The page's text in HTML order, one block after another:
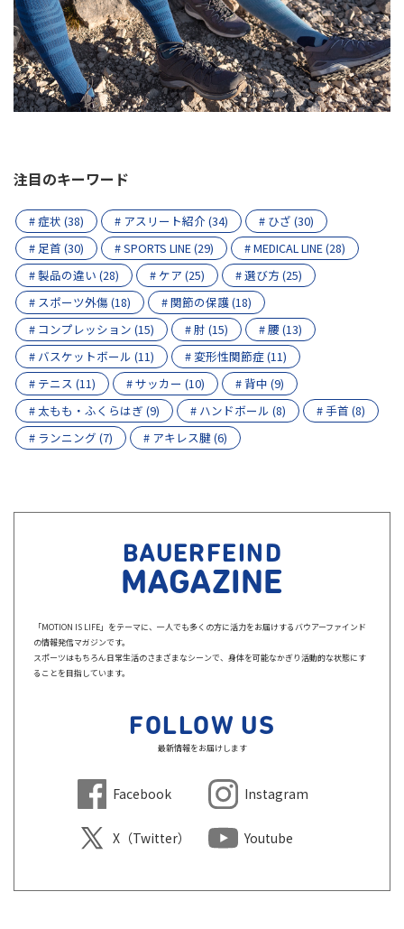
注目のキーワード
# 症状 (38) # アスリート紹介 (34)
# ひざ (30)
# 足首 (30)
# SPORTS LINE (29)
# MEDICAL LINE (28)
# 製品の違い (28)
# ケア (25)
# 選び方 (25)
# スポーツ外傷 (18)
# 関節の保護 (18)
# コンプレッション (15)
# 肘 (15)
# 腰 (13)
# バスケットボール (11)
# 変形性関節症 (11)
# テニス (11)
# サッカー (10)
# 背中 (9)
# 太もも・ふくらはぎ (9)
# ハンドボール (8)
# 手首 (8)
# ランニング (7)
# アキレス腱 (6)
BAUERFEIND
MAGAZINE
「MOTION IS LIFE」をテーマに、一人でも多くの方に活力をお届けするバウアーファインド
の情報発信マガジンです。
スポーツはもちろん日常生活のさまざまなシーンで、身体を可能なかぎり活動的な状態にす
ることを目指しています。
FOLLOW US
最新情報をお届けします
Facebook Instagram
X（Twitter） Youtube